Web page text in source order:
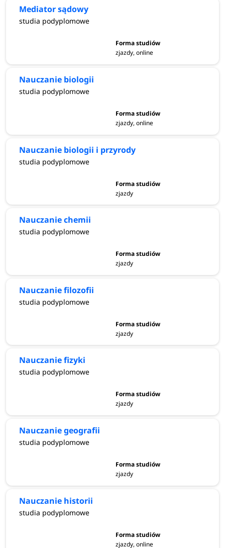
Mediator sądowy
studia podyplomowe
zjazdy, online
Nauczanie biologii
studia podyplomowe
zjazdy, online
Nauczanie biologii i przyrody
studia podyplomowe
zjazdy
Nauczanie chemii
studia podyplomowe
zjazdy
Nauczanie filozofii
studia podyplomowe
zjazdy
Nauczanie fizyki
studia podyplomowe
zjazdy
Nauczanie geografii
studia podyplomowe
zjazdy
Nauczanie historii
studia podyplomowe
zjazdy, online